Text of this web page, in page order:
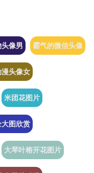
像男 霸气的微信头像
头像女
米团花图片
图欣赏
大琴叶榕开花图片